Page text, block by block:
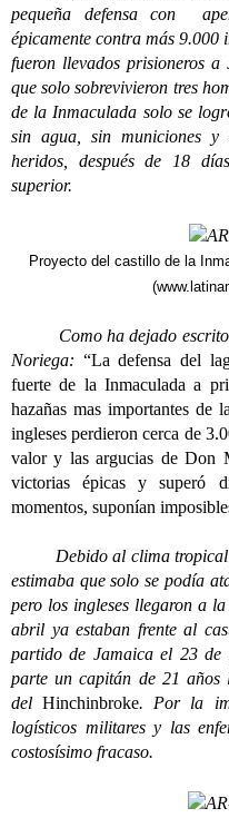
pequeña defensa con
épicamente contra más 9.000
fueron llevados prisioneros
que solo sobrevivieron tres
de la Inmaculada solo se
sin agua, sin municiones
heridos, después de 18
superior.
Proyecto del castillo de la
(
Como ha dejado escrito
Noriega: “La defensa del
fuerte de la Inmaculada a
hazañas mas importantes de
ingleses perdieron cerca de
valor y las argucias de Don
victorias épicas y superó
momentos, suponían
Debido al clima tropical y
estimaba que solo se podía
pero los ingleses llegaron a
abril ya estaban frente al
partido de Jamaica el 23 de
parte un capitán de 21
delHinchinbroke. Por la
logísticos militares y las
costosísimo fracaso.